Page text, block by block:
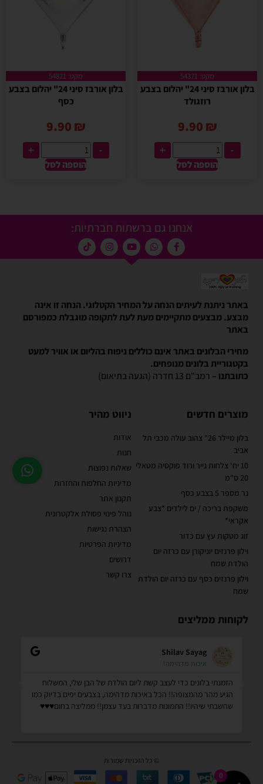
מקט: 54371
בלון אורבז סיני 24" יהלום בצבע
רוזגולד
9.90 ₪
-
+
הוספה לסל
מקט: 54821
בלון אורבז סיני 24" יהלום בצבע
כסף
9.90 ₪
-
+
הוספה לסל
אנחנו גם ברשתות חברתיות:
באתר ניתנת לעיתים הנחה על המחיר הקטלוגי. הנחה זו אינה
מבצע. מבצעים מתקיימים מעת לעת לתקופה מוגבלת כמפורסם
באתר
מחירי הבלונים באתר אינם כוללים ניפוח בהליום או אוויר למעט
בקטגוריית בלונים מנופחים.
כתובתנו – רמב"ם 13 חדרה (הגעה בתיאום)
מוצרים חדשים
בלון מיילר 26" צהוב עולה מכבי תל
אביב
10 יח' צלחות נייר ורוד פוקסיה מטאלי
20 ס"מ
נר מספר 5 בצבע כסף
משקפת בריכה / ים לילדים *צבע
אקראי*
זוג מטקות עץ עם כדור
וילון פרנזים יוניקורן עם כרזה יום
הולדת שמח
וילון פרנזים כסף עם כרזה יום הולדת
שמח
ניווט מהיר
אודות
חנות
שאלות נפוצות
מדיניות החלפות והחזרות
תקנון אתר
נוהל פינוי פסולת אלקטרונית
הצהרת נגישות
מדיניות הפרטיות
דרושים
צרו קשר
לקוחות ממליצים
Shilav Sayag
איכות מדהימה!
הזמנתי בלונים כדי לעצב קשת ליום הולדת של הבן שלי, המשלוח
הגיע מהר מהמצופה!! הכל באיכות מדהימה, בצבעים יפים בדיוק כמו
שחשבתי שיהיו!! התמונות מדברות בעד עצמן!! ממליצה בחום♥️♥️♥️
© כל הזכויות שמורות
0